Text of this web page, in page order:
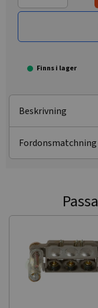
Finns i lager
Beskrivning
Fordonsmatchning